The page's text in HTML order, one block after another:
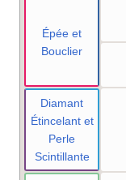
Épée et
Bouclier
Diamant
Étincelant et
Perle
Scintillante